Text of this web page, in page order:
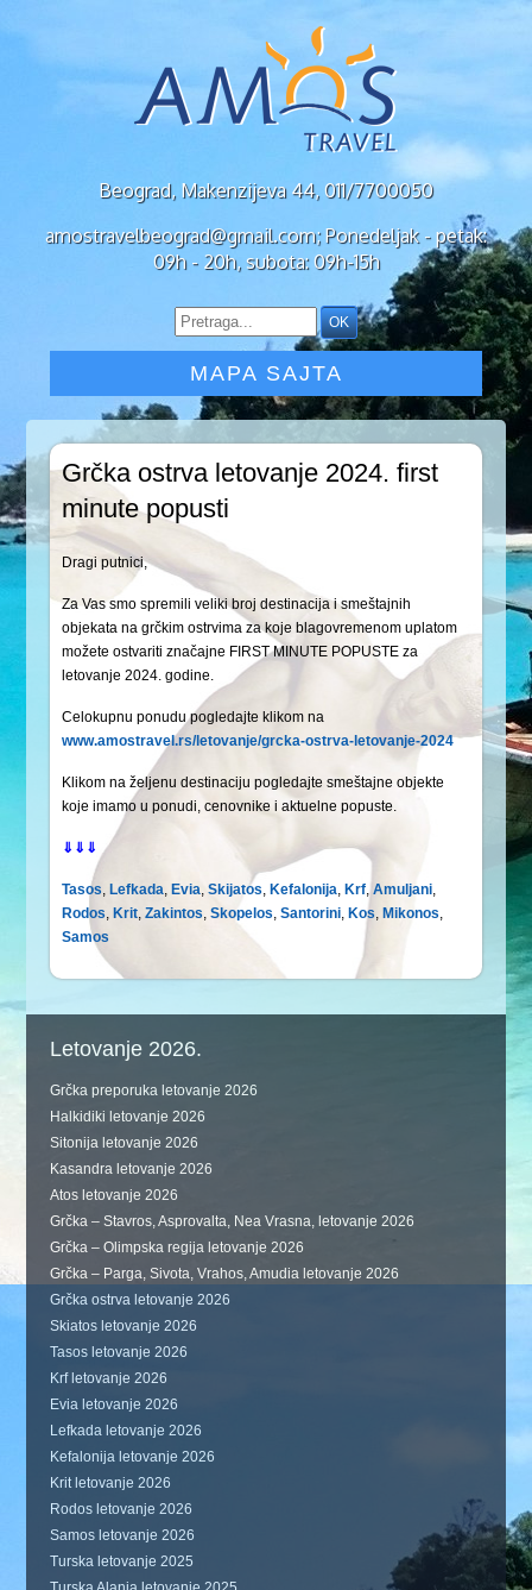
Beograd, Makenzijeva 44, 011/7700050
amostravelbeograd@gmail.com; Ponedeljak - petak:
09h - 20h, subota: 09h-15h
MAPA SAJTA
Grčka ostrva letovanje 2024. first
minute popusti
Dragi putnici,
Za Vas smo spremili veliki broj destinacija i smeštajnih
objekata na grčkim ostrvima za koje blagovremenom uplatom
možete ostvariti značajne FIRST MINUTE POPUSTE za
letovanje 2024. godine.
Celokupnu ponudu pogledajte klikom na
www.amostravel.rs/letovanje/grcka-ostrva-letovanje-2024
Klikom na željenu destinaciju pogledajte smeštajne objekte
koje imamo u ponudi, cenovnike i aktuelne popuste.
⇓⇓⇓
Tasos, Lefkada, Evia,Skijatos, Kefalonija, Krf,Amuljani,
Rodos, Krit,Zakintos,Skopelos,Santorini, Kos, Mikonos,
Samos
Letovanje 2026.
Grčka preporuka letovanje 2026
Halkidiki letovanje 2026
Sitonija letovanje 2026
Kasandra letovanje 2026
Atos letovanje 2026
Grčka – Stavros, Asprovalta, Nea Vrasna, letovanje 2026
Grčka – Olimpska regija letovanje 2026
Grčka – Parga, Sivota, Vrahos, Amudia letovanje 2026
Grčka ostrva letovanje 2026
Skiatos letovanje 2026
Tasos letovanje 2026
Krf letovanje 2026
Evia letovanje 2026
Lefkada letovanje 2026
Kefalonija letovanje 2026
Krit letovanje 2026
Rodos letovanje 2026
Samos letovanje 2026
Turska letovanje 2025